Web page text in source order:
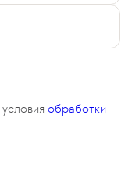
условия обработки